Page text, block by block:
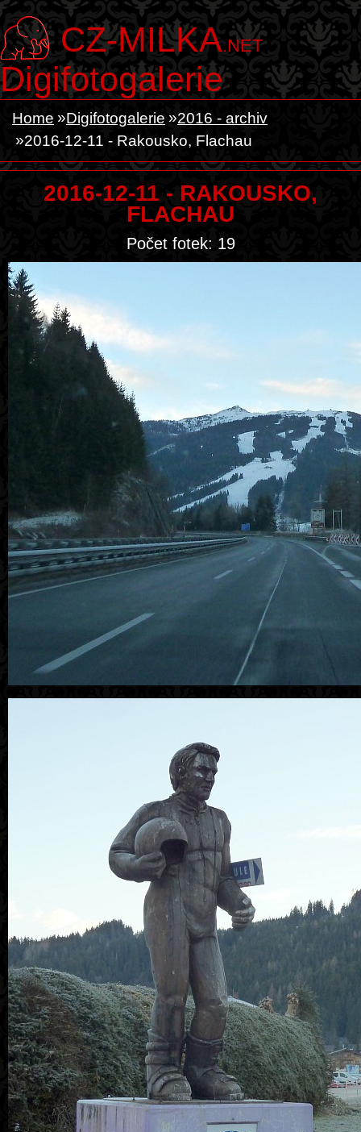
CZ-MILKA.NET
Digifotogalerie
Home Digifotogalerie
2016 - archiv
2016-12-11 - Rakousko, Flachau
2016-12-11 - RAKOUSKO,
FLACHAU
Počet fotek: 19